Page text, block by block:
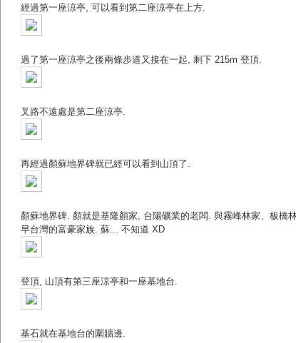
經過第一座涼亭, 可以看到第二座涼亭在上方.
過了第一座涼亭之後兩條步道又接在一起, 剩下 215m 登頂.
叉路不遠處是第二座涼亭.
再經過顏蘇地界碑就已經可以看到山頂了.
顏蘇地界碑. 顏就是基隆顏家, 台陽礦業的老闆. 與霧峰林家、板橋
早台灣的富豪家族. 蘇... 不知道 XD
登頂, 山頂有第三座涼亭和一座基地台.
基石就在基地台的圍牆邊.